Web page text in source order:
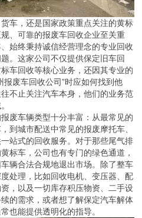
车，还是国家政策重点关注的黄标
、可靠的报废车回收企业至关重
始终秉持诚信经营理念的专业回收
。这家公司不仅提供保定旧车回
车回收等核心业务，还因其专业的
报废车回收公司”时应如何找到他
不止关注汽车本身，他们的业务范
废车辆类型十分丰富：从最常见的
到城市配送中常见的报废摩托车、
站式的回收服务。对于那些尾气排
标车，公司也有专门的绿色通道，
辆合法合规地退出市场。除了整车
处理，比如回收电机、变压器、配
，以及一切库存积压物资、二手设
的需求，或者想了解保定汽车解体
也能提供透明化的指导。